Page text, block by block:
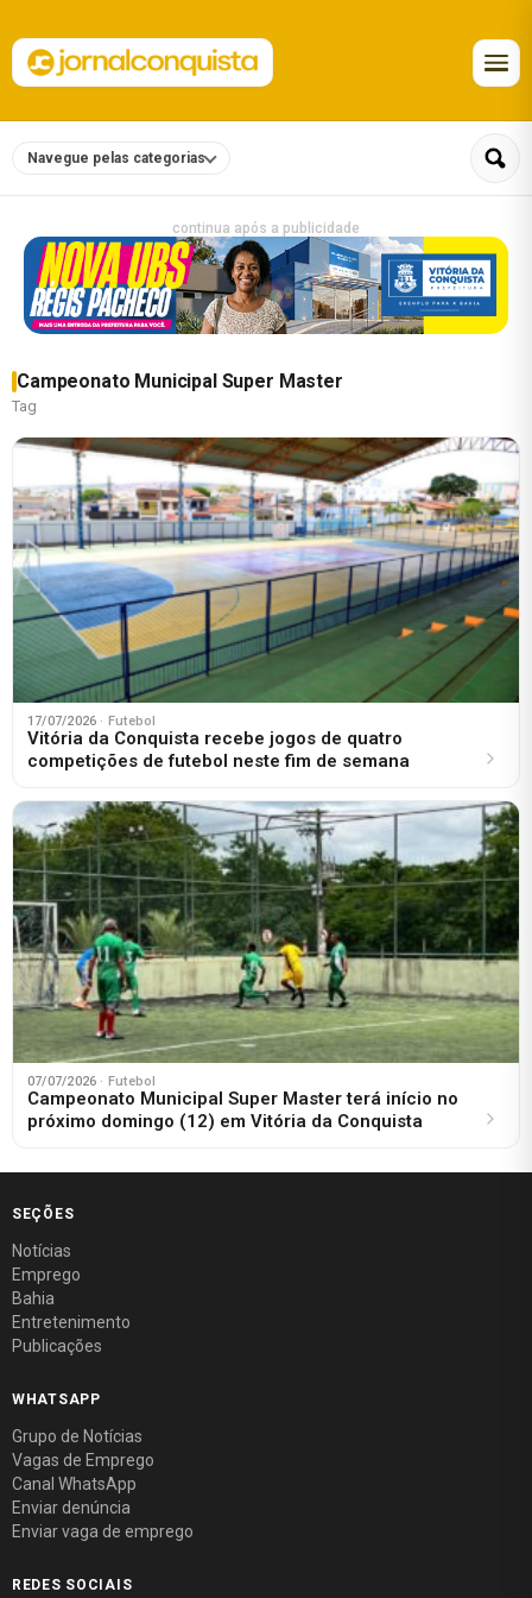
Navegue pelas categorias
continua após a publicidade
Campeonato Municipal Super Master
Tag
17/07/2026 · Futebol
Vitória da Conquista recebe jogos de quatro
competições de futebol neste fim de semana
07/07/2026 · Futebol
Campeonato Municipal Super Master terá início no
próximo domingo (12) em Vitória da Conquista
SEÇÕES
Notícias
Emprego
Bahia
Entretenimento
Publicações
WHATSAPP
Grupo de Notícias
Vagas de Emprego
Canal WhatsApp
Enviar denúncia
Enviar vaga de emprego
REDES SOCIAIS